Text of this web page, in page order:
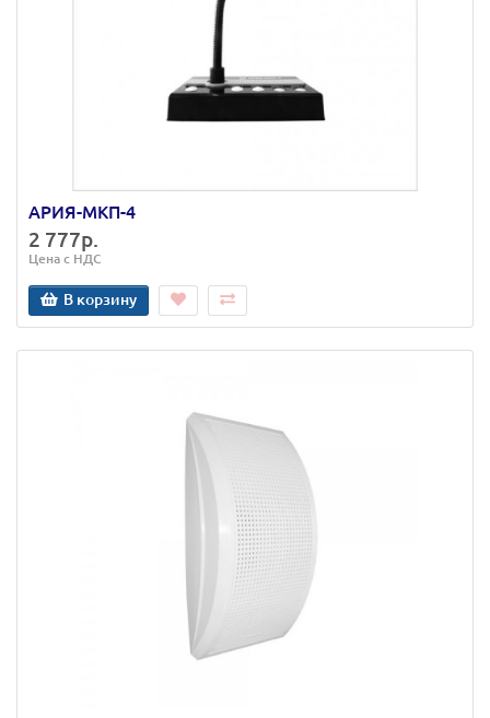
АРИЯ-МКП-4
2 777р.
Цена с НДС
В корзину